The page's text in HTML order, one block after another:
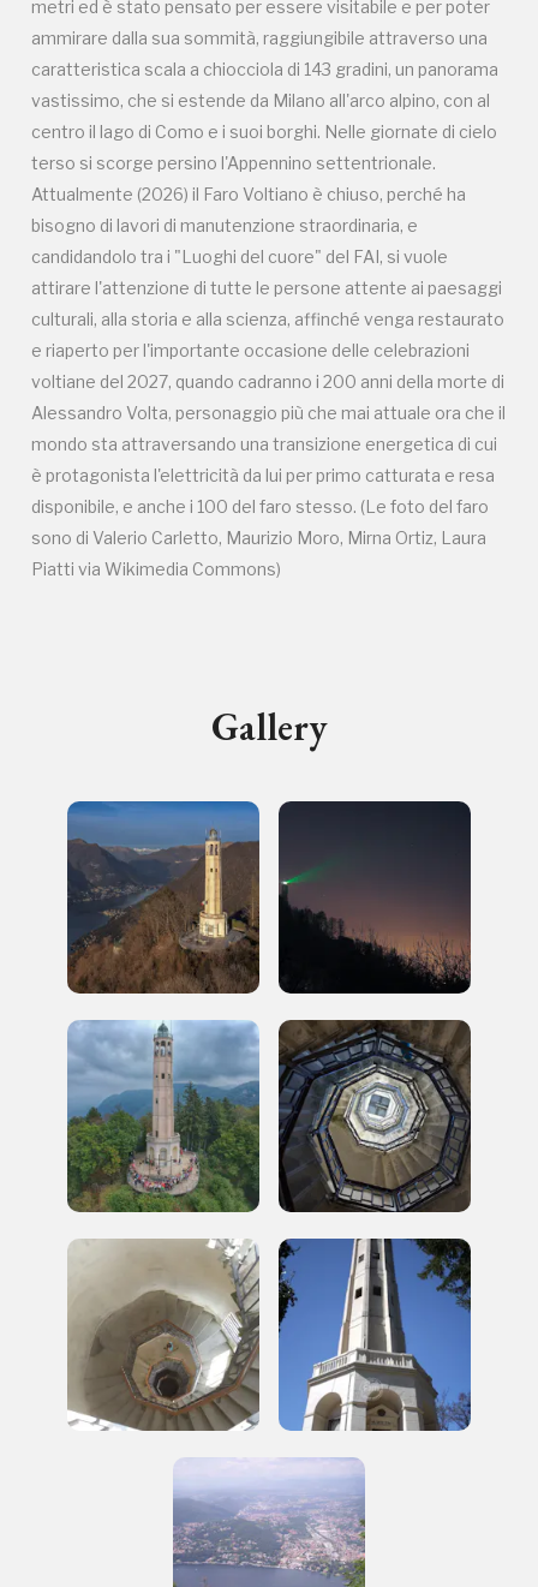
metri ed è stato pensato per essere visitabile e per poter
ammirare dalla sua sommità, raggiungibile attraverso una
caratteristica scala a chiocciola di 143 gradini, un panorama
vastissimo, che si estende da Milano all'arco alpino, con al
centro il lago di Como e i suoi borghi. Nelle giornate di cielo
terso si scorge persino l'Appennino settentrionale.
Attualmente (2026) il Faro Voltiano è chiuso, perché ha
bisogno di lavori di manutenzione straordinaria, e
candidandolo tra i "Luoghi del cuore" del FAI, si vuole
attirare l'attenzione di tutte le persone attente ai paesaggi
culturali, alla storia e alla scienza, affinché venga restaurato
e riaperto per l'importante occasione delle celebrazioni
voltiane del 2027, quando cadranno i 200 anni della morte di
Alessandro Volta, personaggio più che mai attuale ora che il
mondo sta attraversando una transizione energetica di cui
è protagonista l'elettricità da lui per primo catturata e resa
disponibile, e anche i 100 del faro stesso. (Le foto del faro
sono di Valerio Carletto, Maurizio Moro, Mirna Ortiz, Laura
Piatti via Wikimedia Commons)
Gallery
Alessandro Volta, personaggio più che mai attuale ora che il
mondo sta attraversando una transizione energetica di cui
è protagonista l'elettricità da lui per primo catturata e resa
disponibile, e anche i 100 del faro stesso. (Le foto del faro
sono di Valerio Carletto, Maurizio Moro, Mirna Ortiz, Laura
Piatti via Wikimedia Commons)
Campagne in corso in questo
luogo
Storico campagne in questo
luogo
I Luoghi del Cuore
2003, 2004, 2010, 2014, 2016, 2018, 2020, 2022, 2024
Registrati alla newsletter
Accedi alle informazioni per te più interessanti,
a quelle inerenti i luoghi più vicini e gli eventi
organizzati
REGISTRATI
Regalati 365 giorni di arte e cultura nell'Italia
più bella, risparmiando.